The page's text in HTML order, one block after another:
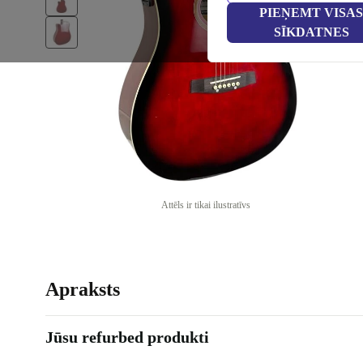
PIEŅEMT VISAS
SĪKDATNES
Attēls ir tikai ilustratīvs
Apraksts
Jūsu refurbed produkti